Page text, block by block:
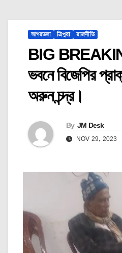
আগরতলা ত্রিপুরা রাজনীতি
BIG
ভবনে বিজেপির
অরুন চন্দ্র।
By JM Desk
NOV 29, 2023